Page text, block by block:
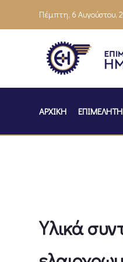
Πέμπτη, 6 Αυγούστου,
ΑΡΧΙΚΗ
Υλικά